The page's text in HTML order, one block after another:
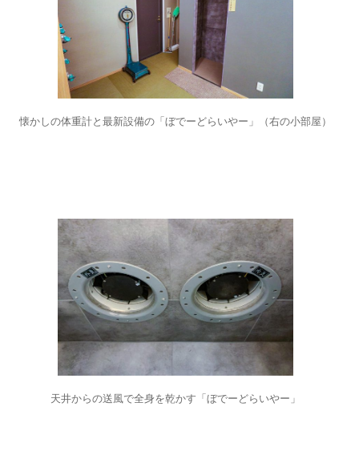
懐かしの体重計と最新設備の「ぼでーどらいやー」（右の小部屋）
天井からの送風で全身を乾かす「ぼでーどらいやー」